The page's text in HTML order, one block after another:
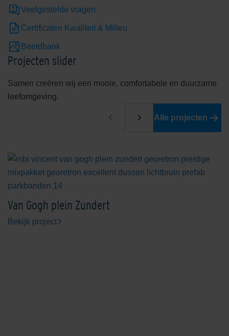
Veelgestelde vragen
Certificaten Kwaliteit & Milieu
Beeldbank
Projecten slider
Samen creëren wij een mooie, comfortabele en duurzame
leefomgeving.
Alle projecten
Van Gogh plein Zundert
Bekijk project